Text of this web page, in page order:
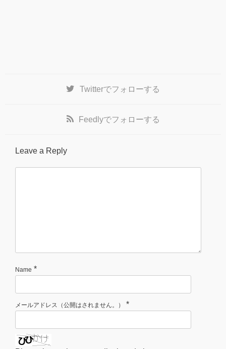
Twitterでフォローする
Feedlyでフォローする
Leave a Reply
Name *
メールアドレス（公開はされません。） *